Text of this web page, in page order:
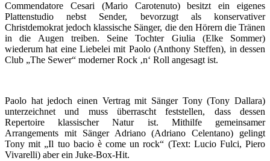
Commendatore Cesari (Mario Carotenuto) besitzt ein eigenes
Plattenstudio nebst Sender, bevorzugt als konservativer
Christdemokrat jedoch klassische Sänger, die den Hörern die Tränen
in die Augen treiben. Seine Tochter Giulia (Elke Sommer)
wiederum hat eine Liebelei mit Paolo (Anthony Steffen), in dessen
Club „The Sewer“ moderner Rock ‚n‘ Roll angesagt ist.
Paolo hat jedoch einen Vertrag mit Sänger Tony (Tony Dallara)
unterzeichnet und muss überrascht feststellen, dass dessen
Repertoire klassischer Natur ist. Mithilfe gemeinsamer
Arrangements mit Sänger Adriano (Adriano Celentano) gelingt
Tony mit „Il tuo bacio è come un rock“ (Text: Lucio Fulci, Piero
Vivarelli) aber ein Juke-Box-Hit.